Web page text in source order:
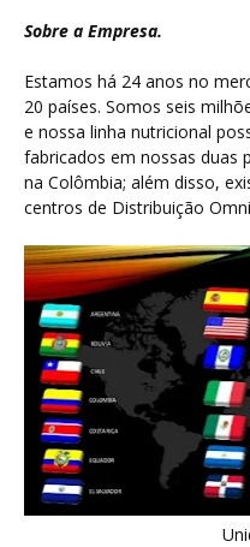
Sobre a Empresa.
Estamos há 24 anos no
20 países. Somos seis
e nossa linha nutricional
fabricados em nossas duas
na Colômbia; além disso,
centros de Distribuição